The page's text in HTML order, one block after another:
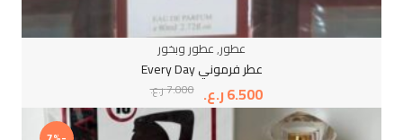
عطور,عطور وبخور
عطر فرموني Every Day
7.000ر.ع. 6.500ر.ع.